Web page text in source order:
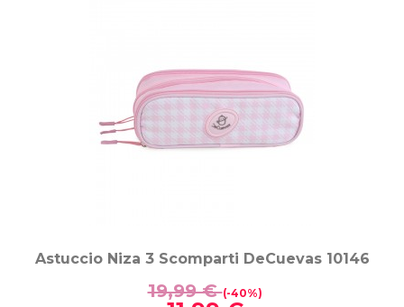
Astuccio Niza 3 Scomparti DeCuevas 10146
19,99 €(-40%)